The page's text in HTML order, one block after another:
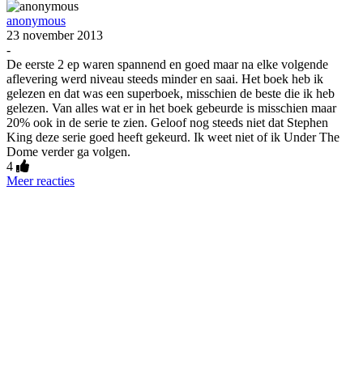
anonymous
23 november 2013
-
De eerste 2 ep waren spannend en goed maar na elke volgende
aflevering werd niveau steeds minder en saai. Het boek heb ik
gelezen en dat was een superboek, misschien de beste die ik heb
gelezen. Van alles wat er in het boek gebeurde is misschien maar
20% ook in de serie te zien. Geloof nog steeds niet dat Stephen
King deze serie goed heeft gekeurd. Ik weet niet of ik Under The
Dome verder ga volgen.
4
Meer reacties